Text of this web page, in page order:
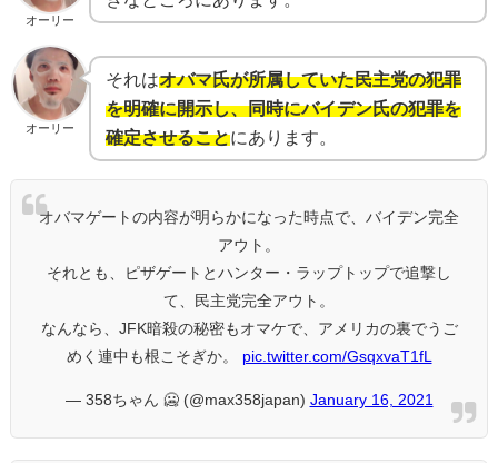
オーリー
オーリー
それはオバマ氏が所属していた民主党の犯罪
を明確に開示し、同時にバイデン氏の犯罪を
確定させることにあります。
オバマゲートの内容が明らかになった時点で、バイデン完全
アウト。
それとも、ピザゲートとハンター・ラップトップで追撃し
て、民主党完全アウト。
なんなら、JFK暗殺の秘密もオマケで、アメリカの裏でうご
めく連中も根こそぎか。
pic.twitter.com/GsqxvaT1fL
— 358ちゃん 🥶 (@max358japan) January 16, 2021